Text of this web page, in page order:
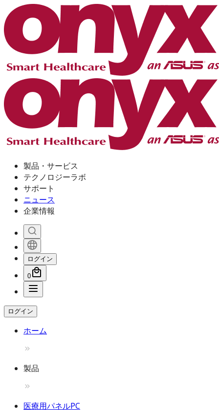
製品・サービス
テクノロジーラボ
サポート
ニュース
企業情報
ログイン
0
ログイン
ホーム
製品
医療用パネルPC